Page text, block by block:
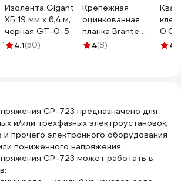
Изолента Gigant
ХБ 19 мм х 6,4 м,
черная GT-0-5
4.1(50)
Крепежная
оцинкованная
планка Brante
2000 мм 112110
4(8)
19-10
4.8
CP-723 предназначено для
и/или трехфазных электроустановок,
прочего электронного оборудования
пониженного напряжения.
CP-723 может работать в